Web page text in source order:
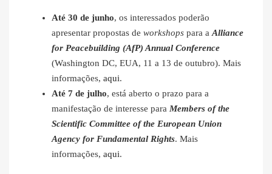
Até 30 de junho, os interessados poderão
apresentar propostas de workshops para aAlliance
for Peacebuilding (AfP) Annual Conference
(Washington DC, EUA, 11 a 13 de outubro). Mais
informações, aqui.
Até 7 de julho, está aberto o prazo para a
manifestação de interesse para Members of the
Scientific Committee of the European Union
Agency for Fundamental Rights. Mais
informações, aqui.